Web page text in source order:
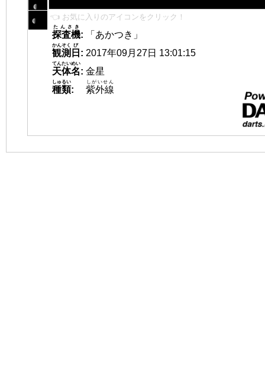
👈 お気に入りのアイコンをクリック！
探査機
たんさき
:
「あかつき」
観測
かんそく
日
び
: 2017年09月27日 13:01:15
天体名
てんたいめい
: 金星
種類
しゅるい
: 紫外線
しがいせん